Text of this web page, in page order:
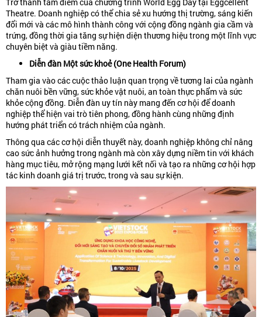
Theatre. Doanh nghiệp có thể chia sẻ xu hướng thị trường, sáng kiến
đổi mới và các mô hình thành công với cộng đồng ngành gia cầm và
trứng, đồng thời gia tăng sự hiện diện thương hiệu trong một lĩnh vực
chuyên biệt và giàu tiềm năng.
Diễn đàn Một sức khoẻ (One Health Forum)
Tham gia vào các cuộc thảo luận quan trọng về tương lai của ngành
chăn nuôi bền vững, sức khỏe vật nuôi, an toàn thực phẩm và sức
khỏe cộng đồng. Diễn đàn uy tín này mang đến cơ hội để doanh
nghiệp thể hiện vai trò tiên phong, đồng hành cùng những định
hướng phát triển có trách nhiệm của ngành.
Thông qua các cơ hội diễn thuyết này, doanh nghiệp không chỉ nâng
cao sức ảnh hưởng trong ngành mà còn xây dựng niềm tin với khách
hàng mục tiêu, mở rộng mạng lưới kết nối và tạo ra những cơ hội hợp
tác kinh doanh giá trị trước, trong và sau sự kiện.